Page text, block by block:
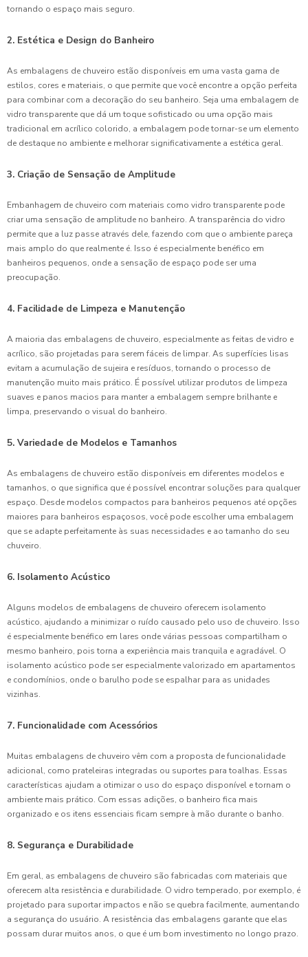
tornando o espaço mais seguro.
2. Estética e Design do Banheiro
As embalagens de chuveiro estão disponíveis em uma vasta gama de
estilos, cores e materiais, o que permite que você encontre a opção perfeita
para combinar com a decoração do seu banheiro. Seja uma embalagem de
vidro transparente que dá um toque sofisticado ou uma opção mais
tradicional em acrílico colorido, a embalagem pode tornar-se um elemento
de destaque no ambiente e melhorar significativamente a estética geral.
3. Criação de Sensação de Amplitude
Embanhagem de chuveiro com materiais como vidro transparente pode
criar uma sensação de amplitude no banheiro. A transparência do vidro
permite que a luz passe através dele, fazendo com que o ambiente pareça
mais amplo do que realmente é. Isso é especialmente benéfico em
banheiros pequenos, onde a sensação de espaço pode ser uma
preocupação.
4. Facilidade de Limpeza e Manutenção
A maioria das embalagens de chuveiro, especialmente as feitas de vidro e
acrílico, são projetadas para serem fáceis de limpar. As superfícies lisas
evitam a acumulação de sujeira e resíduos, tornando o processo de
manutenção muito mais prático. É possível utilizar produtos de limpeza
suaves e panos macios para manter a embalagem sempre brilhante e
limpa, preservando o visual do banheiro.
5. Variedade de Modelos e Tamanhos
As embalagens de chuveiro estão disponíveis em diferentes modelos e
tamanhos, o que significa que é possível encontrar soluções para qualquer
espaço. Desde modelos compactos para banheiros pequenos até opções
maiores para banheiros espaçosos, você pode escolher uma embalagem
que se adapte perfeitamente às suas necessidades e ao tamanho do seu
chuveiro.
6. Isolamento Acústico
Alguns modelos de embalagens de chuveiro oferecem isolamento
acústico, ajudando a minimizar o ruído causado pelo uso de chuveiro. Isso
é especialmente benéfico em lares onde várias pessoas compartilham o
mesmo banheiro, pois torna a experiência mais tranquila e agradável. O
isolamento acústico pode ser especialmente valorizado em apartamentos
e condomínios, onde o barulho pode se espalhar para as unidades
vizinhas.
7. Funcionalidade com Acessórios
Muitas embalagens de chuveiro vêm com a proposta de funcionalidade
adicional, como prateleiras integradas ou suportes para toalhas. Essas
características ajudam a otimizar o uso do espaço disponível e tornam o
ambiente mais prático. Com essas adições, o banheiro fica mais
organizado e os itens essenciais ficam sempre à mão durante o banho.
8. Segurança e Durabilidade
Em geral, as embalagens de chuveiro são fabricadas com materiais que
oferecem alta resistência e durabilidade. O vidro temperado, por exemplo, é
projetado para suportar impactos e não se quebra facilmente, aumentando
a segurança do usuário. A resistência das embalagens garante que elas
possam durar muitos anos, o que é um bom investimento no longo prazo.